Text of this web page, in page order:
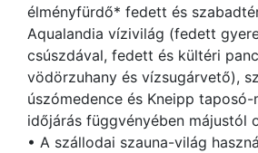
élményfürdő* fedett és
Aqualandia vízivilág (fedett
csúszdával, fedett és kültéri
vödörzuhany és vízsugárvető),
úszómedence és Kneipp taposó-
időjárás függvényében májustól
• A szállodai szauna-világ